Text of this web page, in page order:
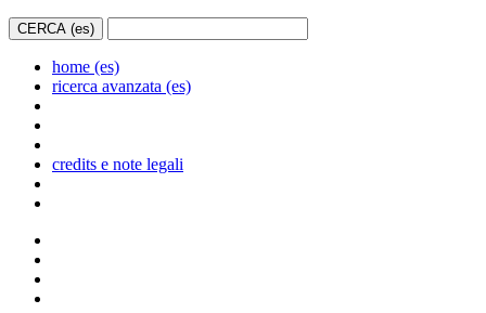
home (es)
ricerca avanzata (es)
credits e note legali